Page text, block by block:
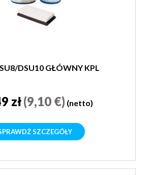
DSU10 GŁÓWNY KPL
zł(9,10 €) (netto)
SZCZEGÓŁY